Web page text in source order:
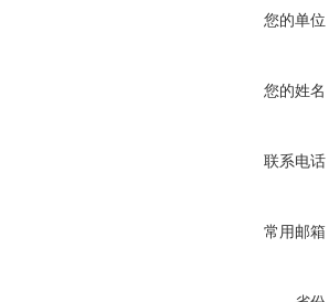
您的单位
您的姓名
联系电话
常用邮箱